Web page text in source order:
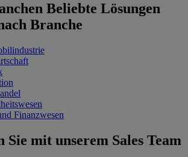
Beliebte Lösungen
Branche
Finanzwesen
Sie mit unserem Sales Team